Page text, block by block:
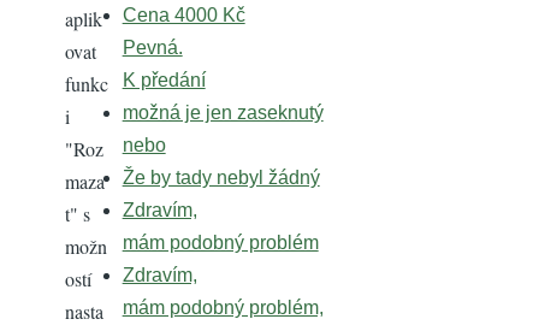
aplik
ovat
funkc
i
"Roz
maza
t" s
možn
ostí
nasta
Cena 4000 Kč
Pevná.
K předání
možná je jen zaseknutý
nebo
Že by tady nebyl žádný
Zdravím,
mám podobný problém
Zdravím,
mám podobný problém,